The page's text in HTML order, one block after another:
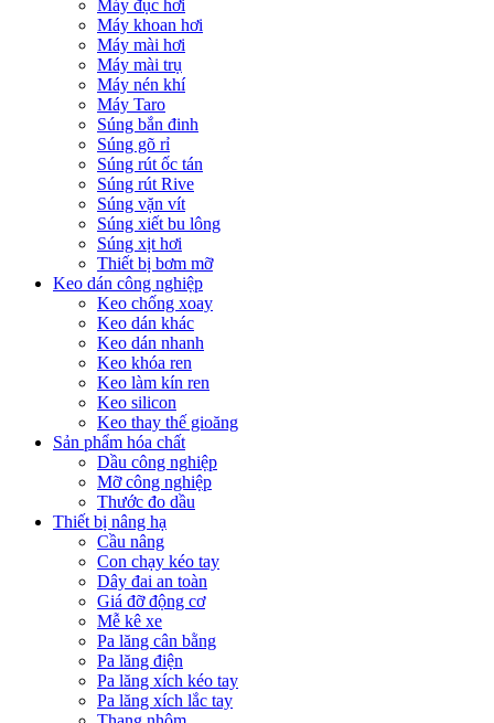
Máy đục hơi
Máy khoan hơi
Máy mài hơi
Máy mài trụ
Máy nén khí
Máy Taro
Súng bắn đinh
Súng gõ rỉ
Súng rút ốc tán
Súng rút Rive
Súng vặn vít
Súng xiết bu lông
Súng xịt hơi
Thiết bị bơm mỡ
Keo dán công nghiệp
Keo chống xoay
Keo dán khác
Keo dán nhanh
Keo khóa ren
Keo làm kín ren
Keo silicon
Keo thay thế gioăng
Sản phẩm hóa chất
Dầu công nghiệp
Mỡ công nghiệp
Thước đo dầu
Thiết bị nâng hạ
Cầu nâng
Con chạy kéo tay
Dây đai an toàn
Giá đỡ động cơ
Mễ kê xe
Pa lăng cân bằng
Pa lăng điện
Pa lăng xích kéo tay
Pa lăng xích lắc tay